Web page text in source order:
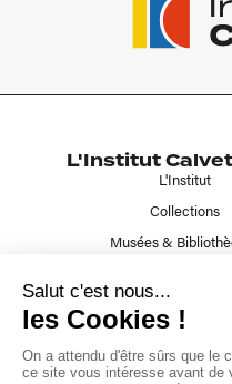
L'Institut Calvet
L'Institut
Collections
Musées &
Liens utiles